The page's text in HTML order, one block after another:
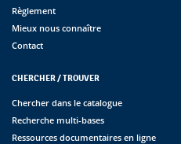
Règlement
Mieux nous connaître
Contact
CHERCHER / TROUVER
Chercher dans le catalogue
Recherche multi-bases
Ressources documentaires en ligne